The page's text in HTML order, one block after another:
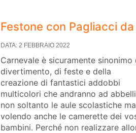
Festone con Pagliacci
DATA: 2 FEBBRAIO 2022
Carnevale è sicuramente sinonimo
divertimento, di feste e della
creazione di fantastici addobbi
multicolori che andranno ad
non soltanto le aule scolastiche ma
volendo anche le camerette dei
bambini. Perché non realizzare